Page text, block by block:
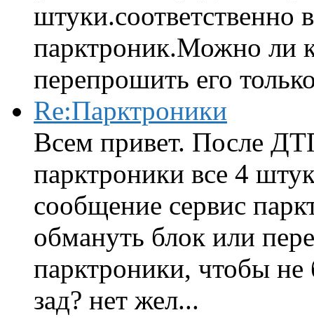
штуки.соответственно
парктроник.Можно ли
перепрошить его
Re:Парктроники
Всем привет. После
парктроники все 4
сообщение сервис
обмануть блок или
парктроники, чтобы
зад? нет жел...